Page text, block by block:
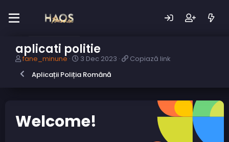
aplicati politie
A
t
u
b
fane_minune
D
t
a
3 Dec 2023
C
Copiază link
Aplicații Poliția Română
Welcome!